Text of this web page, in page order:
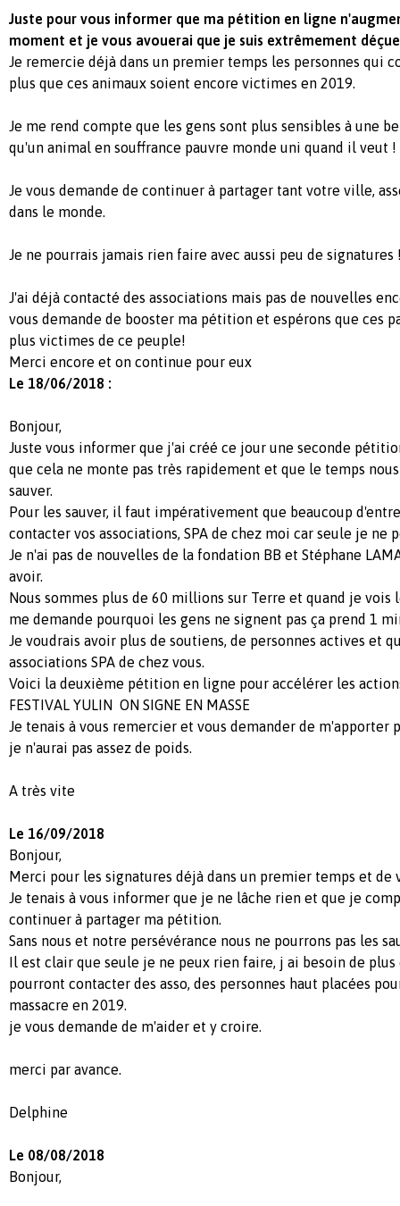
Juste pour vous informer que ma pétition en ligne
moment et je vous avouerai que je suis extrêmement
Je remercie déjà dans un premier temps les personnes qui
plus que ces animaux soient encore victimes en 2019.
Je me rend compte que les gens sont plus sensibles à une
qu'un animal en souffrance pauvre monde uni quand il veut !
Je vous demande de continuer à partager tant votre ville,
dans le monde.
Je ne pourrais jamais rien faire avec aussi peu de signatures
J'ai déjà contacté des associations mais pas de nouvelles
vous demande de booster ma pétition et espérons que ces
plus victimes de ce peuple!
Merci encore et on continue pour eux
Le 18/06/2018 :
Bonjour,
Juste vous informer que j'ai créé ce jour une seconde
que cela ne monte pas très rapidement et que le temps
sauver.
Pour les sauver, il faut impérativement que beaucoup
contacter vos associations, SPA de chez moi car seule je ne
Je n'ai pas de nouvelles de la fondation BB et Stéphane
avoir.
Nous sommes plus de 60 millions sur Terre et quand je vois
me demande pourquoi les gens ne signent pas ça prend 1
Je voudrais avoir plus de soutiens, de personnes actives et
associations SPA de chez vous.
Voici la deuxième pétition en ligne pour accélérer les
FESTIVAL YULIN ON SIGNE EN MASSE
Je tenais à vous remercier et vous demander de m'apporter
je n'aurai pas assez de poids.
A très vite
Le 16/09/2018
Bonjour,
Merci pour les signatures déjà dans un premier temps et de
Je tenais à vous informer que je ne lâche rien et que je
continuer à partager ma pétition.
Sans nous et notre persévérance nous ne pourrons pas les
Il est clair que seule je ne peux rien faire, j ai besoin de
pourront contacter des asso, des personnes haut placées
massacre en 2019.
je vous demande de m'aider et y croire.
merci par avance.
Delphine
Le 08/08/2018
Bonjour,